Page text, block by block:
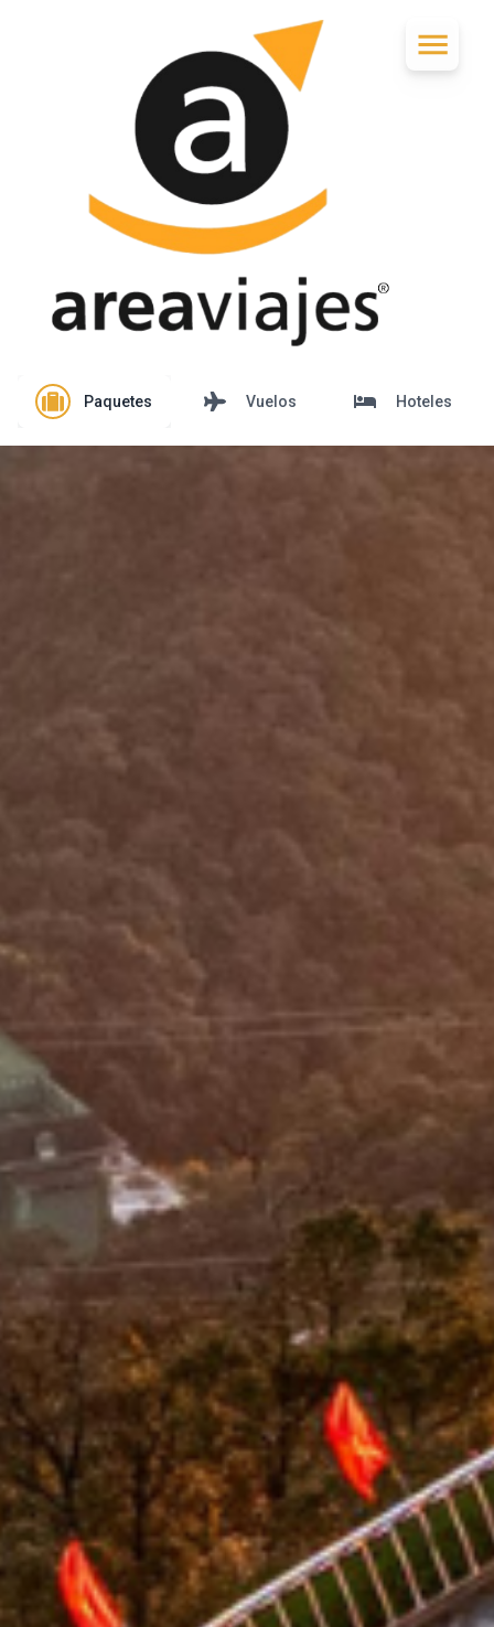
Paquetes Vuelos Hoteles